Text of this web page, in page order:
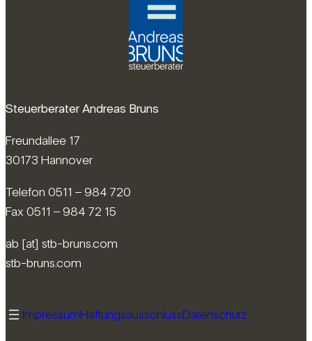
Steuerberater Andreas Bruns
Freundallee 17
30173 Hannover
Telefon 0511 – 984 720
Fax 0511 – 984 72 15
ab [at] stb-bruns.com
stb-bruns.com
ImpressumHaftungsausschlussDatenschutz